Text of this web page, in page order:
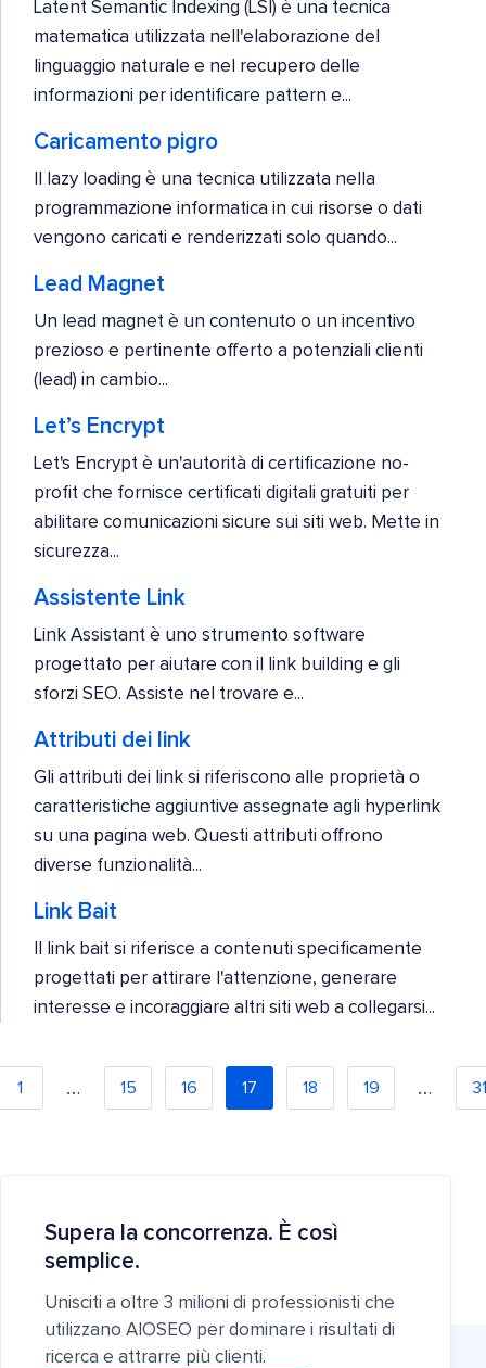
Latent Semantic Indexing (LSI) è una tecnica
matematica utilizzata nell'elaborazione del
linguaggio naturale e nel recupero delle
informazioni per identificare pattern e...
Caricamento pigro
Il lazy loading è una tecnica utilizzata nella
programmazione informatica in cui risorse o dati
vengono caricati e renderizzati solo quando...
Lead Magnet
Un lead magnet è un contenuto o un incentivo
prezioso e pertinente offerto a potenziali clienti
(lead) in cambio...
Let’s Encrypt
Let's Encrypt è un'autorità di certificazione no-
profit che fornisce certificati digitali gratuiti per
abilitare comunicazioni sicure sui siti web. Mette in
sicurezza...
Assistente Link
Link Assistant è uno strumento software
progettato per aiutare con il link building e gli
sforzi SEO. Assiste nel trovare e...
Attributi dei link
Gli attributi dei link si riferiscono alle proprietà o
caratteristiche aggiuntive assegnate agli hyperlink
su una pagina web. Questi attributi offrono
diverse funzionalità...
Link Bait
Il link bait si riferisce a contenuti specificamente
progettati per attirare l'attenzione, generare
interesse e incoraggiare altri siti web a collegarsi...
1 … 15 16 17 18 19 … 31
Supera la concorrenza. È così
semplice.
Unisciti a oltre 3 milioni di professionisti che
utilizzano AIOSEO per dominare i risultati di
ricerca e attrarre più clienti.